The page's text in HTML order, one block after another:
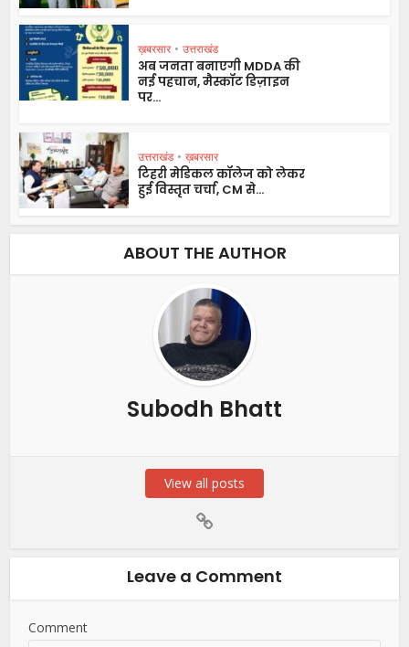
ख़बरसार • उत्तराखंड
अब जनता बनाएगी MDDA की
नई पहचान, मैस्कॉट डिज़ाइन
पर...
उत्तराखंड • ख़बरसार
टिहरी मेडिकल कॉलेज को लेकर
हुई विस्तृत चर्चा, CM से...
ABOUT THE AUTHOR
Subodh Bhatt
View all posts
Leave a Comment
Comment